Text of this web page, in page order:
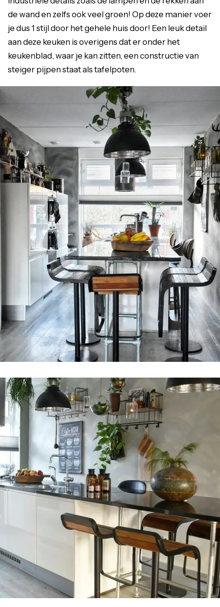
de wand en zelfs ook veel groen! Op deze manier voer
je dus 1 stijl door het gehele huis door! Een leuk detail
aan deze keuken is overigens dat er onder het
keukenblad, waar je kan zitten, een constructie van
steiger pijpen staat als tafelpoten.